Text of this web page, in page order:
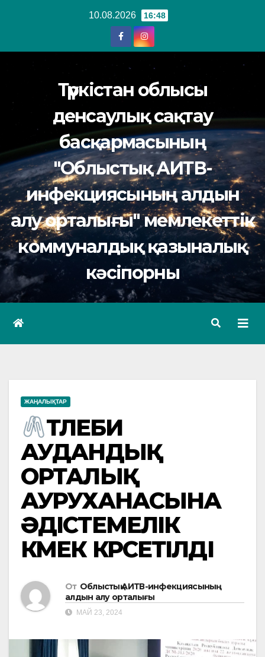
10.08.2026 16:48
Түркістан облысы
денсаулық сақтау
басқармасының
"Облыстық АИТВ-
инфекциясының алдын
алу орталығы" мемлекеттік
коммуналдық қазыналық
кәсіпорны
ЖАҢАЛЫҚТАР
ТӨЛЕБИ
АУДАНДЫҚ
ОРТАЛЫҚ
АУРУХАНАСЫНА
ӘДІСТЕМЕЛІК
КӨМЕК КӨРСЕТІЛДІ
От Облыстық АИТВ-инфекциясының
алдын алу орталығы
МАЙ 23, 2024